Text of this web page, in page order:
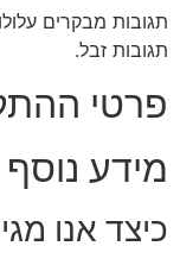
תגובות מבקרים
תגובות זבל.
פרטי
מידע נוסף
כיצד אנו